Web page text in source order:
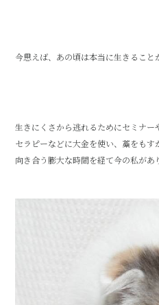
今思えば、あの頃は本当に生きること
生きにくさから逃れるためにセミナ
セラピーなどに大金を使い、藁をも
向き合う膨大な時間を経て今の私があ